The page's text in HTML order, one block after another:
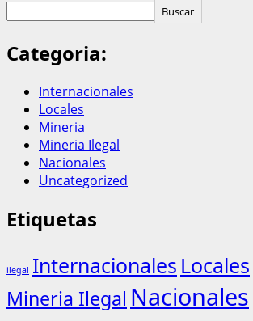
Buscar
Categoria:
Internacionales
Locales
Mineria
Mineria Ilegal
Nacionales
Uncategorized
Etiquetas
ilegal Internacionales Locales
Mineria Ilegal Nacionales